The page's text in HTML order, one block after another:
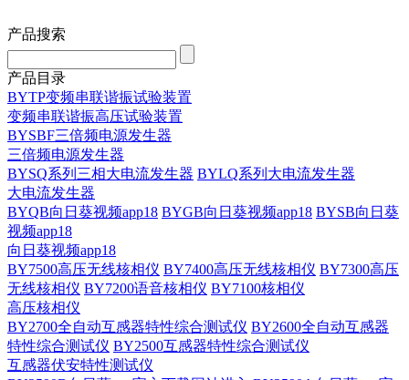
产品搜索
产品目录
BYTP变频串联谐振试验装置
变频串联谐振高压试验装置
BYSBF三倍频电源发生器
三倍频电源发生器
BYSQ系列三相大电流发生器 BYLQ系列大电流发生器
大电流发生器
BYQB向日葵视频app18 BYGB向日葵视频app18 BYSB向日葵
视频app18
向日葵视频app18
BY7500高压无线核相仪 BY7400高压无线核相仪 BY7300高压
无线核相仪 BY7200语音核相仪 BY7100核相仪
高压核相仪
BY2700全自动互感器特性综合测试仪 BY2600全自动互感器
特性综合测试仪 BY2500互感器特性综合测试仪
互感器伏安特性测试仪